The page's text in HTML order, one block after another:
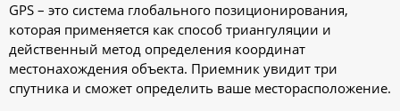
GPS – это система глобального позиционирования,
которая применяется как способ триангуляции и
действенный метод определения координат
местонахождения объекта. Приемник увидит три
спутника и сможет определить ваше месторасположение.